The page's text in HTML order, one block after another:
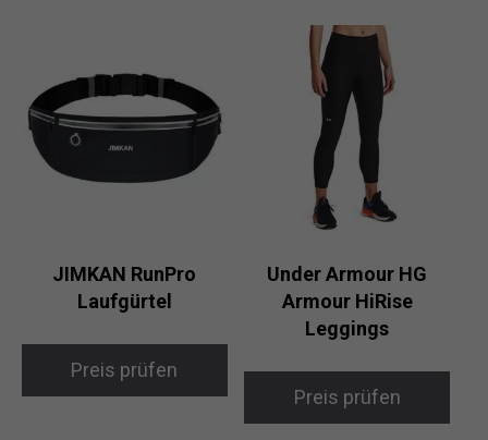
JIMKAN RunPro
Laufgürtel
Preis prüfen
Under Armour HG
Armour HiRise
Leggings
Preis prüfen